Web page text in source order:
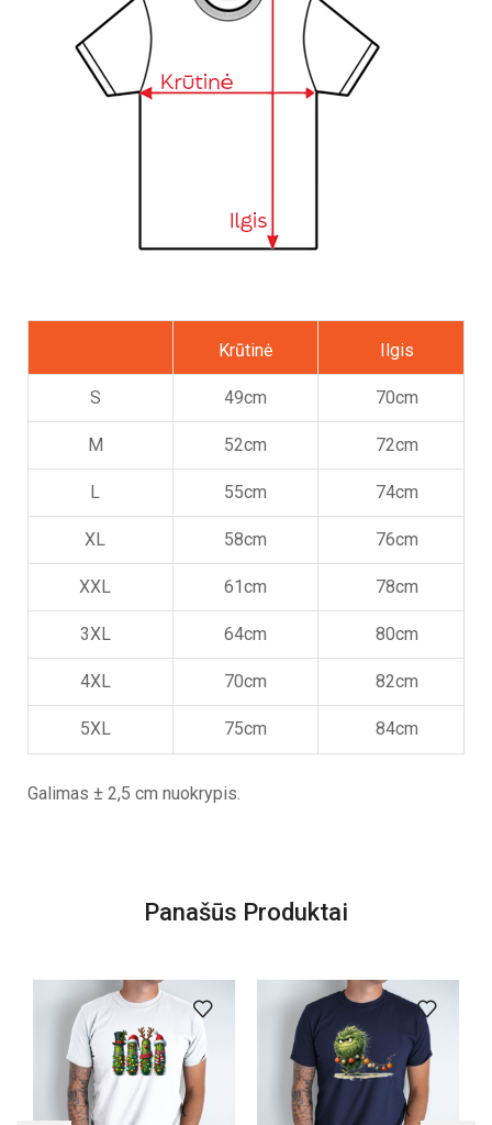
Krūtinė Ilgis
S 49cm 70cm
M 52cm 72cm
L 55cm 74cm
XL 58cm 76cm
XXL 61cm 78cm
3XL 64cm 80cm
4XL 70cm 82cm
5XL 75cm 84cm
Galimas ± 2,5 cm nuokrypis.
Panašūs Produktai